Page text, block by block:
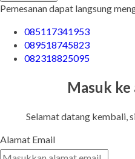
Pemesanan dapat langsung
085117341953
089518745823
082318825095
Masuk ke
Selamat datang kembali,
Alamat Email